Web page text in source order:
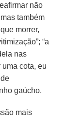
não
também
morrer,
“a
nas
uma cota, eu
gaúcho.
mais